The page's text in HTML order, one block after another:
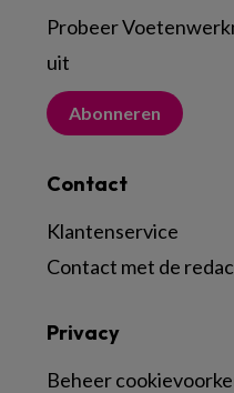
Probeer
uit
Abonneren
Contact
Klantenservice
Contact met de
Privacy
Beheer